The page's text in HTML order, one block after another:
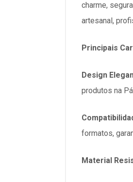
charme,
artesanal,
Principais
Design
produtos na
formatos,
Material